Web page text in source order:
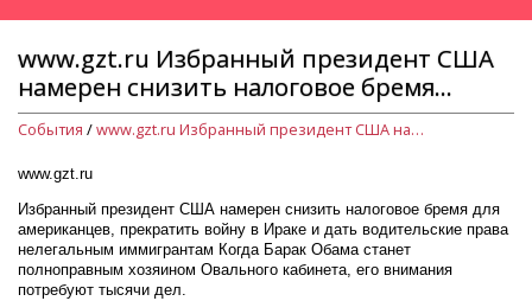
www.gzt.ru Избранный президент США
намерен снизить налоговое бремя...
События / www.gzt.ru Избранный президент США намерен снизить налоговое бремя...
www.gzt.ru
Избранный президент США намерен снизить налоговое бремя для
американцев, прекратить войну в Ираке и дать водительские права
нелегальным иммигрантам Когда Барак Обама станет
полноправным хозяином Овального кабинета, его внимания
потребуют тысячи дел.